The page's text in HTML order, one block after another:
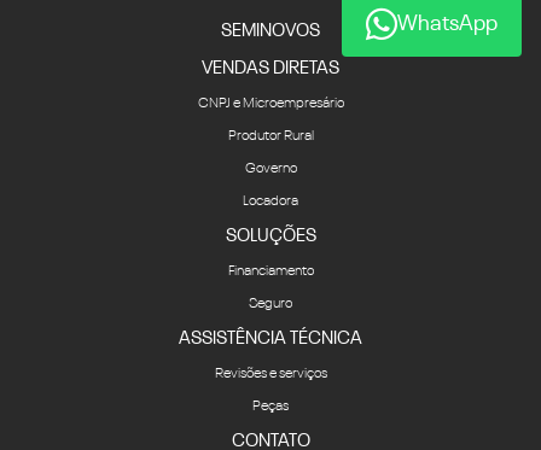
SEMINOVOS
VENDAS DIRETAS
CNPJ e Microempresário
Produtor Rural
Governo
Locadora
SOLUÇÕES
Financiamento
Seguro
ASSISTÊNCIA TÉCNICA
Revisões e serviços
Peças
CONTATO
WhatsApp